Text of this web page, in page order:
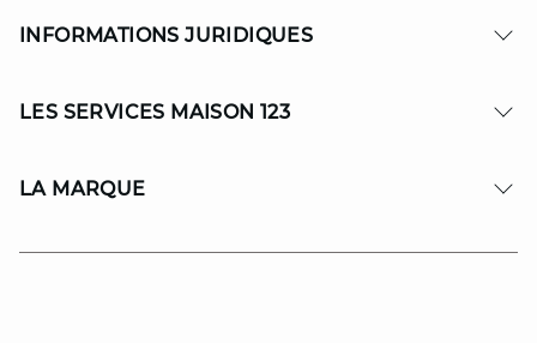
INFORMATIONS JURIDIQUES
LES SERVICES MAISON 123
LA MARQUE